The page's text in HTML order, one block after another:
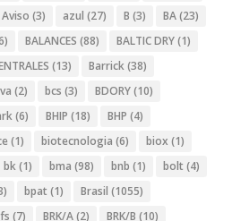
Aviso (3) azul (27) B (3) BA(23)
BALANCES (88) BALTIC DRY(1)
(13) Barrick(38)
(2) bcs (3) BDORY(10)
(6) BHIP (18) BHP (4)
(1) biotecnologia (6) biox (1)
bk(1) bma (98) bnb (1) bolt (4)
bpat (1) Brasil (1055)
(7) BRK/A(2) BRK/B (10)